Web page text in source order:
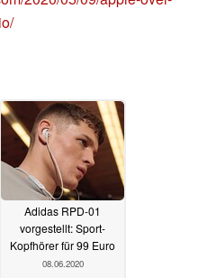
Adidas RPD-01
vorgestellt: Sport-
Kopfhörer für 99 Euro
08.06.2020